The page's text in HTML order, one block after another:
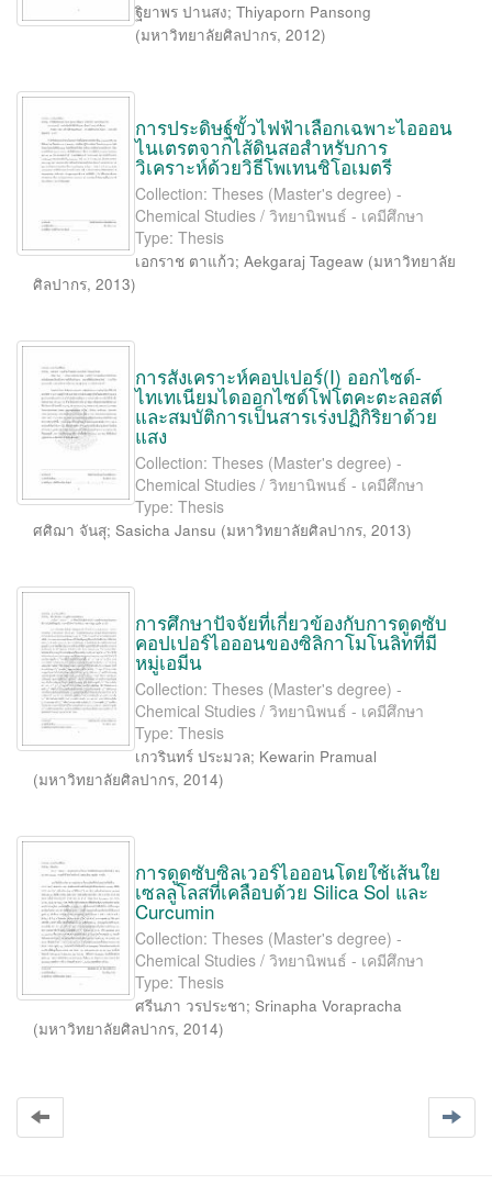
ฐิยาพร ปานสง; Thiyaporn Pansong
(มหาวิทยาลัยศิลปากร, 2012)
การประดิษฐ์ขั้วไฟฟ้าเลือกเฉพาะไอออน
ไนเตรตจากไส้ดินสอสำหรับการ
วิเคราะห์ด้วยวิธีโพเทนชิโอเมตรี
Collection: Theses (Master's degree) -
Chemical Studies / วิทยานิพนธ์ - เคมีศึกษา
Type: Thesis
เอกราช ตาแก้ว; Aekgaraj Tageaw (มหาวิทยาลัย
ศิลปากร, 2013)
การสังเคราะห์คอปเปอร์(I) ออกไซด์-
ไทเทเนียมไดออกไซด์โฟโตคะตะลอสต์
และสมบัติการเป็นสารเร่งปฏิกิริยาด้วย
แสง
Collection: Theses (Master's degree) -
Chemical Studies / วิทยานิพนธ์ - เคมีศึกษา
Type: Thesis
ศศิฌา จันสุ; Sasicha Jansu (มหาวิทยาลัยศิลปากร, 2013)
การศึกษาปัจจัยที่เกี่ยวข้องกับการดูดซับ
คอปเปอร์ไอออนของซิลิกาโมโนลิทที่มี
หมู่เอมีน
Collection: Theses (Master's degree) -
Chemical Studies / วิทยานิพนธ์ - เคมีศึกษา
Type: Thesis
เกวรินทร์ ประมวล; Kewarin Pramual
(มหาวิทยาลัยศิลปากร, 2014)
การดูดซับซิลเวอร์ไอออนโดยใช้เส้นใย
เซลลูโลสที่เคลือบด้วย Silica Sol และ
Curcumin
Collection: Theses (Master's degree) -
Chemical Studies / วิทยานิพนธ์ - เคมีศึกษา
Type: Thesis
ศรีนภา วรประชา; Srinapha Vorapracha
(มหาวิทยาลัยศิลปากร, 2014)